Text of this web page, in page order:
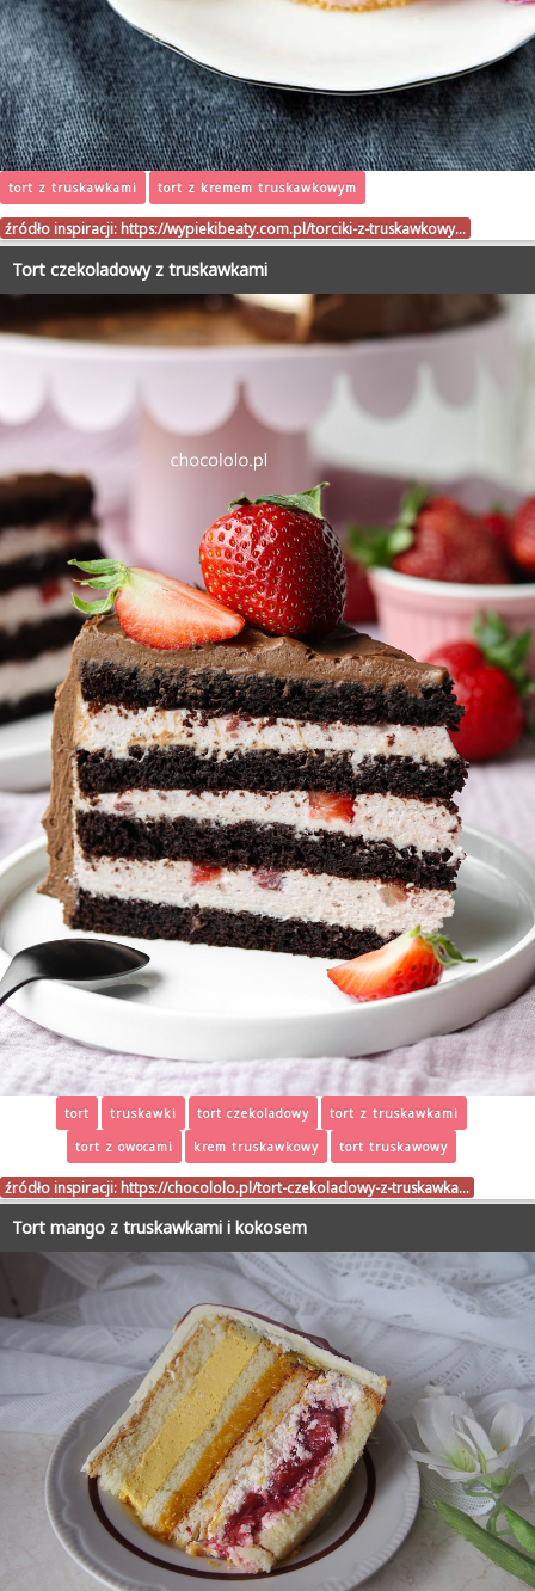
tort z truskawkami tort z kremem truskawkowym
źródło inspiracji: https://wypiekibeaty.com.pl/torciki-z-truskawkowy…
Tort czekoladowy z truskawkami
tort truskawki tort czekoladowy
tort z truskawkami
tort z owocami
krem truskawkowy tort truskawowy
źródło inspiracji: https://chocololo.pl/tort-czekoladowy-z-truskawka…
Tort mango z truskawkami i kokosem